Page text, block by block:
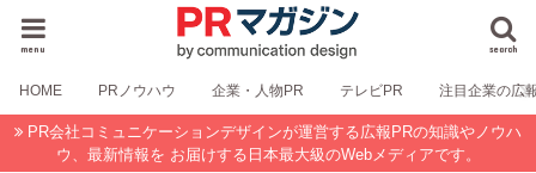
search
menu
HOME PRノウハウ 企業・人物PR テレビPR 注目企業の広
PR会社コミュニケーションデザインが運営する広報PRの知識やノウハ
ウ、最新情報を お届けする日本最大級のWebメディアです。